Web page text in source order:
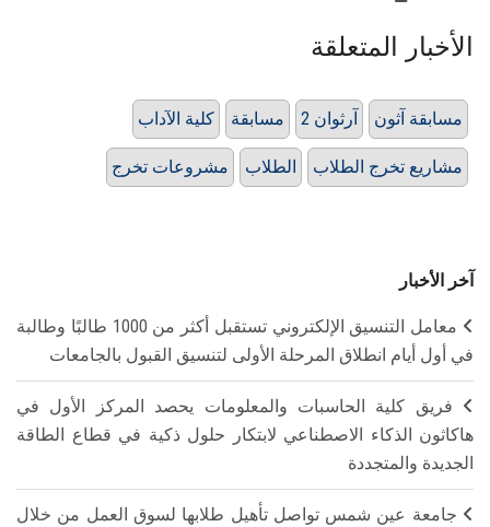
الأخبار المتعلقة
كلية الآداب مسابقة آرثوان 2 مسابقة آثون
مشروعات تخرج الطلاب مشاريع تخرج الطلاب
آخر الأخبار
معامل التنسيق الإلكتروني تستقبل أكثر من 1000 طالبًا وطالبة
في أول أيام انطلاق المرحلة الأولى لتنسيق القبول بالجامعات
فريق كلية الحاسبات والمعلومات يحصد المركز الأول في
هاكاثون الذكاء الاصطناعي لابتكار حلول ذكية في قطاع الطاقة
الجديدة والمتجددة
جامعة عين شمس تواصل تأهيل طلابها لسوق العمل من خلال